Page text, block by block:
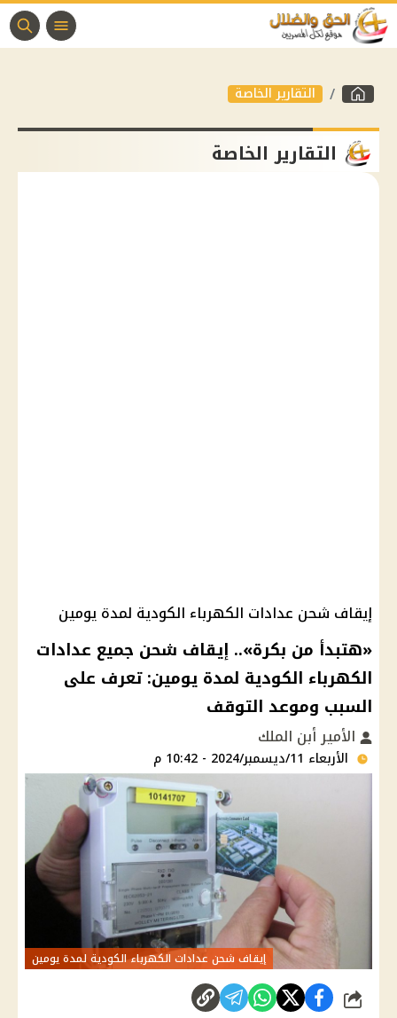
التقارير الخاصة
التقارير الخاصة
إيقاف شحن عدادات الكهرباء الكودية لمدة يومين
«هتبدأ من بكرة».. إيقاف شحن جميع عدادات
الكهرباء الكودية لمدة يومين: تعرف على
السبب وموعد التوقف
الأمير أبن الملك
الأربعاء 11/ديسمبر/2024 - 10:42 م
إيقاف شحن عدادات الكهرباء الكودية لمدة يومين
شارك